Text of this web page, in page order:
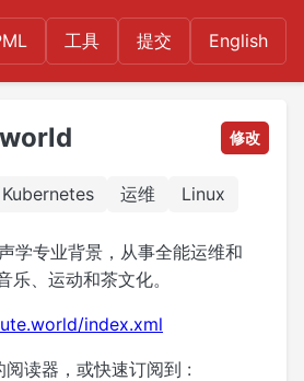
工具 提交 English
修改
Kubernetes 运维 Linux
学专业背景，从事全能运维和
乐、运动和茶文化。
index.xml
阅读器，或快速订阅到 :